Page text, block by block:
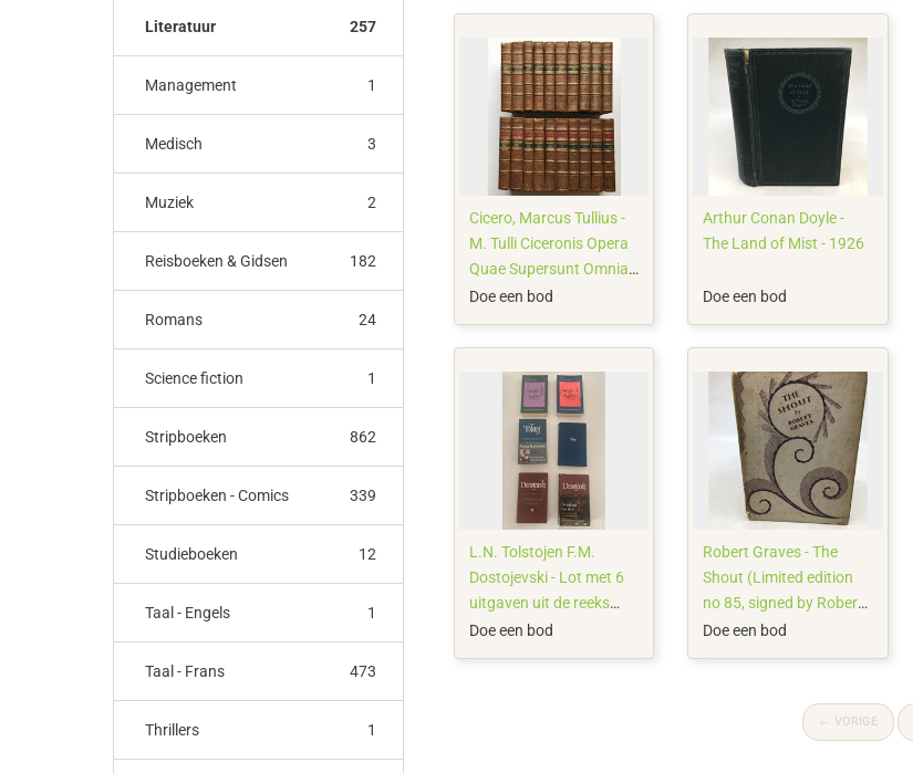
Literatuur 257
Management 1
Medisch 3
Muziek 2
Reisboeken & Gidsen 182
Romans 24
Science fiction 1
Stripboeken 862
Stripboeken - Comics 339
Studieboeken 12
Taal - Engels 1
Taal - Frans 473
Thrillers 1
of Foreign Lands;
Nature Myths -
1900/1947
Cicero, Marcus Tullius -
M. Tulli Ciceronis Opera
Quae Supersunt Omnia -
1783/1787
Doe een bod
Arthur Conan Doyle -
The Land of Mist - 1926
Doe een bod
L.N. Tolstojen F.M.
Dostojevski - Lot met 6
uitgaven uit de reeks
Russische Bibliotheek -
Doe een bod
Robert Graves - The
Shout (Limited edition
no 85, signed by Robert
Graves) - 1929
Doe een bod
← VORIGE